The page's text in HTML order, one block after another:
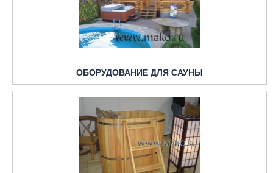
ОБОРУДОВАНИЕ ДЛЯ САУНЫ